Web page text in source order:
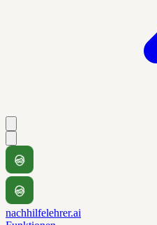
nachhilfelehrer.ai